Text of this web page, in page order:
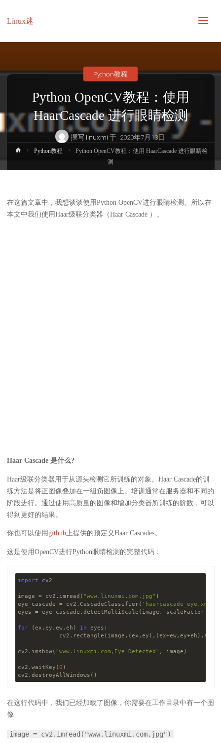
Linux迷
Python OpenCV教程：使用
HaarCascade 进行眼睛检测
撰写 linuxmi 于 2020年7月13日
Python教程
首
Python教程
Python OpenCV教程：使用 HaarCascade 进行眼睛检
测
在这篇文章中，我想谈谈使用Python OpenCV进行眼睛检测。所以在
本文中我们使用Haar级联分类器（Haar Cascade ）。
Haar Cascade 是什么?
Haar级联分类器用于从源头检测它所训练的对象。Haar Cascade的训
练方法是将正图像叠加在一组负图像上。培训通常在服务器和不同的
阶段进行。通过使用高质量的图像和增加分类器所训练的阶数，可以
得到更好的结果。
你也可以使用github上提供的预定义Haar Cascades。
这是使用OpenCV进行Python眼睛检测的完整代码：
import cv2
image = cv2.imread( "www.linuxmi.com.jpg" )
eye_cascade = cv2.CascadeClassifier( 'haarcascade_eye.xml'
eyes = eye_cascade.detectMultiScale(image, scaleFactor =
for (ex,ey,ew,eh) in eyes:
            cv2.rectangle(image,(ex,ey),(ex+ew,ey+eh),(
cv2.imshow( "www.linuxmi.com,Eye Detected" , image)
cv2.waitKey(0 )
在这行代码中，我们已经加载了图像，你需要在工作目录中有一个图
像
image = cv2.imread("www.linuxmi.com.jpg")